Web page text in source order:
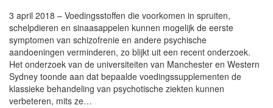
3 april 2018 – Voedingsstoffen die voorkomen in spruiten,
schelpdieren en sinaasappelen kunnen mogelijk de eerste
symptomen van schizofrenie en andere psychische
aandoeningen verminderen, zo blijkt uit een recent onderzoek.
Het onderzoek van de universiteiten van Manchester en Western
Sydney toonde aan dat bepaalde voedingssupplementen de
klassieke behandeling van psychotische ziekten kunnen
verbeteren, mits ze…